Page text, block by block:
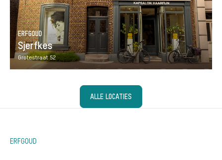
ERFGOUD
Sjerfkes
Grotestraat 52
ALLE LOCATIES
ERFGOUD